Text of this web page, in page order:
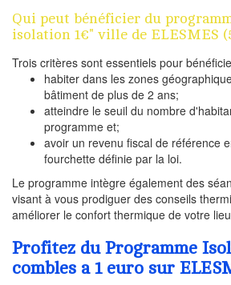
Qui peut bénéficier du
isolation 1€" ville de ELESMES
Trois critères sont essentiels pour
habiter dans les zones
bâtiment de plus de 2 ans;
atteindre le seuil du nombre
programme et;
avoir un revenu fiscal de référence
fourchette définie par la loi.
Le programme intègre également des
visant à vous prodiguer des conseils
améliorer le confort thermique de votre
Profitez du Programme
combles a 1 euro sur